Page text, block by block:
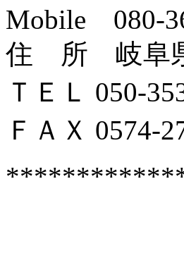
Mobile 080-
住 所 岐阜県
ＴＥＬ 050-
ＦＡＸ 0574-